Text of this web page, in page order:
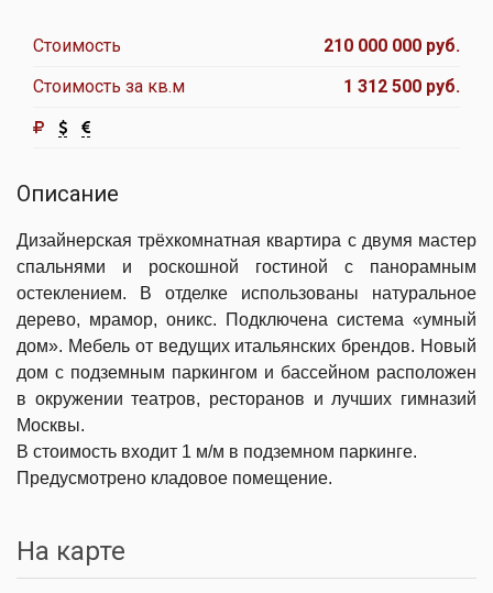
Стоимость
210 000 000 руб.
Стоимость за кв.м
1 312 500 руб.
Описание
Дизайнерская трёхкомнатная квартира с двумя мастер
спальнями и роскошной гостиной с панорамным
остеклением. В отделке использованы натуральное
дерево, мрамор, оникс. Подключена система «умный
дом». Мебель от ведущих итальянских брендов. Новый
дом с подземным паркингом и бассейном расположен
в окружении театров, ресторанов и лучших гимназий
Москвы.
В стоимость входит 1 м/м в подземном паркинге.
Предусмотрено кладовое помещение.
На карте